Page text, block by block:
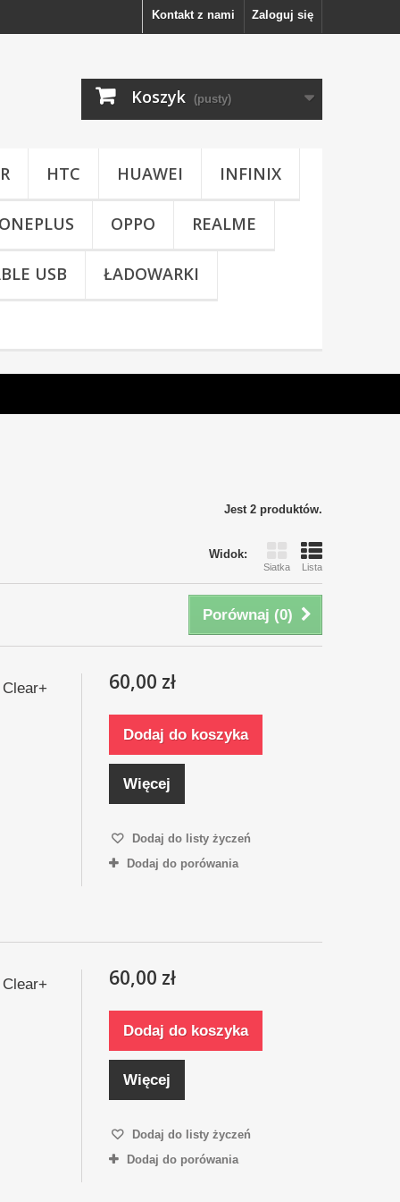
Zaloguj się
Kontakt z nami
Koszyk (pusty)
HTC HUAWEI INFINIX
ONEPLUS OPPO REALME
USB ŁADOWARKI
Jest 2 produktów.
Widok:
Siatka Lista
Porównaj (0)
60,00 zł
Dodaj do koszyka
Więcej
Dodaj do listy życzeń
Dodaj do porówania
60,00 zł
Dodaj do koszyka
Więcej
Dodaj do listy życzeń
Dodaj do porówania